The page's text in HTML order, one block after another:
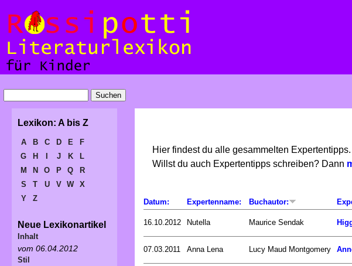
Hier findest du alle gesammelten
Willst du auch Expertentipps schreiben? Dann
Datum: Expertenname: Buchautor:
16.10.2012 Nutella Maurice Sendak
07.03.2011 Anna Lena Lucy Maud Montgomery
Lexikon: A bis Z
A B C D E
F
G
H J K
L
M
N O P Q
R
S
T U V W
X
Y
Z
Neue Lexikonartikel
Inhalt
vom 06.04.2012
Stil